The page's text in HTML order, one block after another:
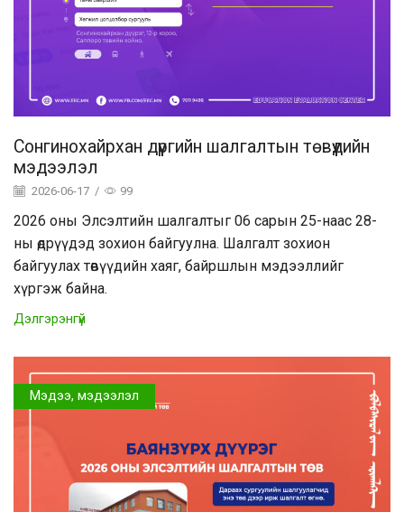
Сонгинохайрхан дүүргийн шалгалтын төвүүдийн
мэдээлэл
2026-06-17 / 99
2026 оны Элсэлтийн шалгалтыг 06 сарын 25-наас 28-
ны өдрүүдэд зохион байгуулна. Шалгалт зохион
байгуулах төвүүдийн хаяг, байршлын мэдээллийг
хүргэж байна.
Дэлгэрэнгүй
Мэдээ, мэдээлэл